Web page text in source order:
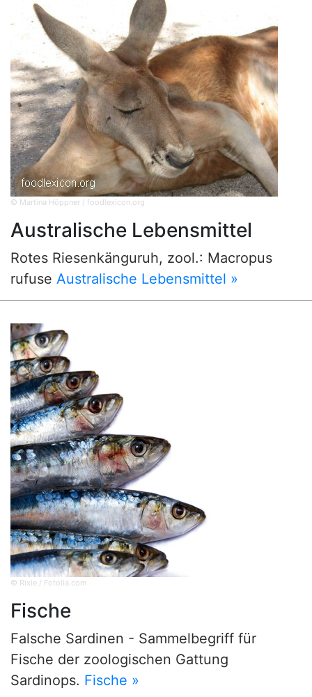
© Martina Höppner / foodlexicon.org
Australische Lebensmittel
Rotes Riesenkänguruh, zool.: Macropus
rufuse Australische Lebensmittel »
© Rixie / Fotolia.com
Fische
Falsche Sardinen - Sammelbegriff für
Fische der zoologischen Gattung
Sardinops. Fische »